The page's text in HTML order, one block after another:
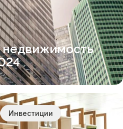
недвижимость
Инвестиции